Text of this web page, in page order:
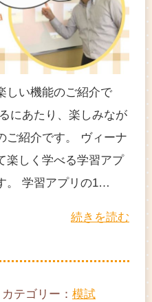
しい機能のご紹介で
にあたり、楽しみなが
ご紹介です。 ヴィーナ
楽しく学べる学習アプ
。 学習アプリの1…
続きを読む
テゴリー： 模試